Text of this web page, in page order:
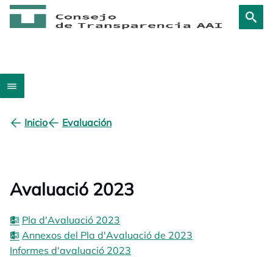
Inicio Evaluación
Avaluació 2023
Pla d'Avaluació 2023
Annexos del Pla d'Avaluació de 2023
Informes d'avaluació 2023